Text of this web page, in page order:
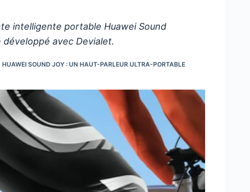
intelligente portable Huawei Sound
avec Devialet.
HUAWEI SOUND JOY : UN HAUT-PARLEUR ULTRA-PORTABLE